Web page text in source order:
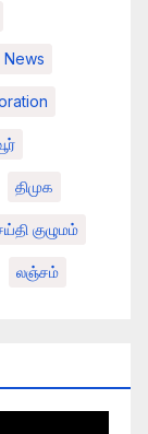
News
திமுக
குழுமம்
லஞ்சம்